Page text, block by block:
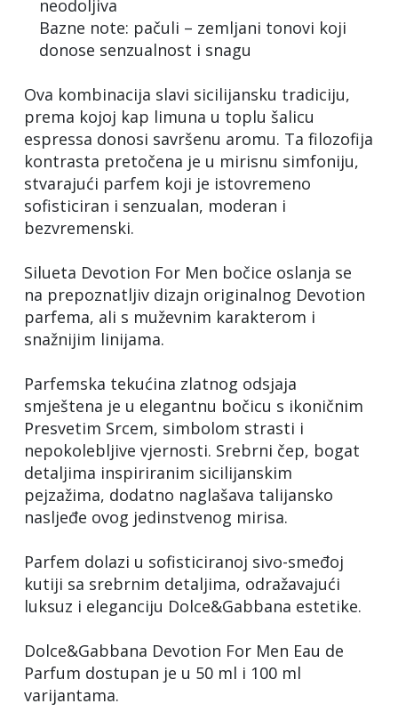
neodoljiva
Bazne note: pačuli – zemljani tonovi koji
donose senzualnost i snagu
Ova kombinacija slavi sicilijansku tradiciju,
prema kojoj kap limuna u toplu šalicu
espressa donosi savršenu aromu. Ta filozofija
kontrasta pretočena je u mirisnu simfoniju,
stvarajući parfem koji je istovremeno
sofisticiran i senzualan, moderan i
bezvremenski.
Silueta Devotion For Men bočice oslanja se
na prepoznatljiv dizajn originalnog Devotion
parfema, ali s muževnim karakterom i
snažnijim linijama.
Parfemska tekućina zlatnog odsjaja
smještena je u elegantnu bočicu s ikoničnim
Presvetim Srcem, simbolom strasti i
nepokolebljive vjernosti. Srebrni čep, bogat
detaljima inspiriranim sicilijanskim
pejzažima, dodatno naglašava talijansko
nasljeđe ovog jedinstvenog mirisa.
Parfem dolazi u sofisticiranoj sivo-smeđoj
kutiji sa srebrnim detaljima, odražavajući
luksuz i eleganciju Dolce&Gabbana estetike.
Dolce&Gabbana Devotion For Men Eau de
Parfum dostupan je u 50 ml i 100 ml
varijantama.